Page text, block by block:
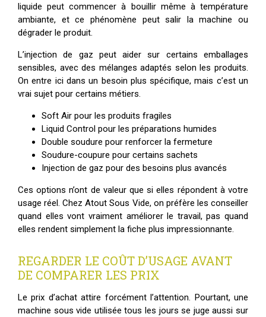
liquide peut commencer à bouillir même à température
ambiante, et ce phénomène peut salir la machine ou
dégrader le produit.
L’injection de gaz peut aider sur certains emballages
sensibles, avec des mélanges adaptés selon les produits.
On entre ici dans un besoin plus spécifique, mais c’est un
vrai sujet pour certains métiers.
Soft Air pour les produits fragiles
Liquid Control pour les préparations humides
Double soudure pour renforcer la fermeture
Soudure-coupure pour certains sachets
Injection de gaz pour des besoins plus avancés
Ces options n’ont de valeur que si elles répondent à votre
usage réel. Chez Atout Sous Vide, on préfère les conseiller
quand elles vont vraiment améliorer le travail, pas quand
elles rendent simplement la fiche plus impressionnante.
REGARDER LE COÛT D’USAGE AVANT
DE COMPARER LES PRIX
Le prix d’achat attire forcément l’attention. Pourtant, une
machine sous vide utilisée tous les jours se juge aussi sur